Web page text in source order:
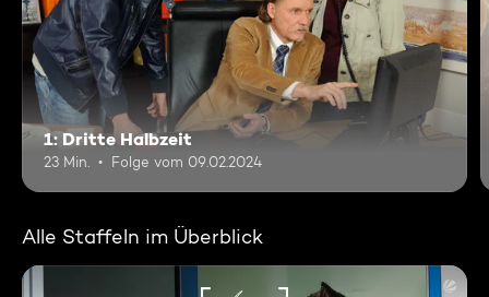
1: Dritte Halbzeit
23 Min. Folge vom 09.02.2024
Alle Staffeln im Überblick